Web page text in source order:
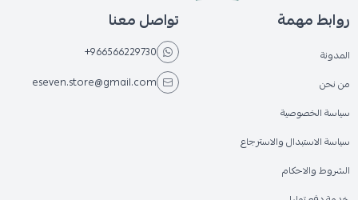
روابط مهمة
المدونة
من نحن
سياسة الخصوصية
سياسة الاستبدال والاسترجاع
الشروط والاحكام
تواصل معنا
+966566229730
eseven.store@gmail.com